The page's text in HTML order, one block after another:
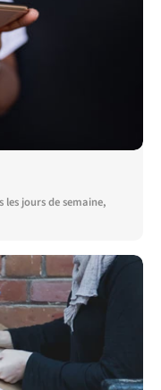
les jours de semaine,